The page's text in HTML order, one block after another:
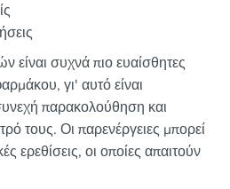
είναι συχνά πιο ευαίσθητες
γι' αυτό είναι
παρακολούθηση και
τους. Οι παρενέργειες μπορεί
ερεθίσεις, οι οποίες απαιτούν